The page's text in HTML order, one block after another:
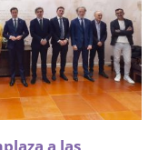
a las